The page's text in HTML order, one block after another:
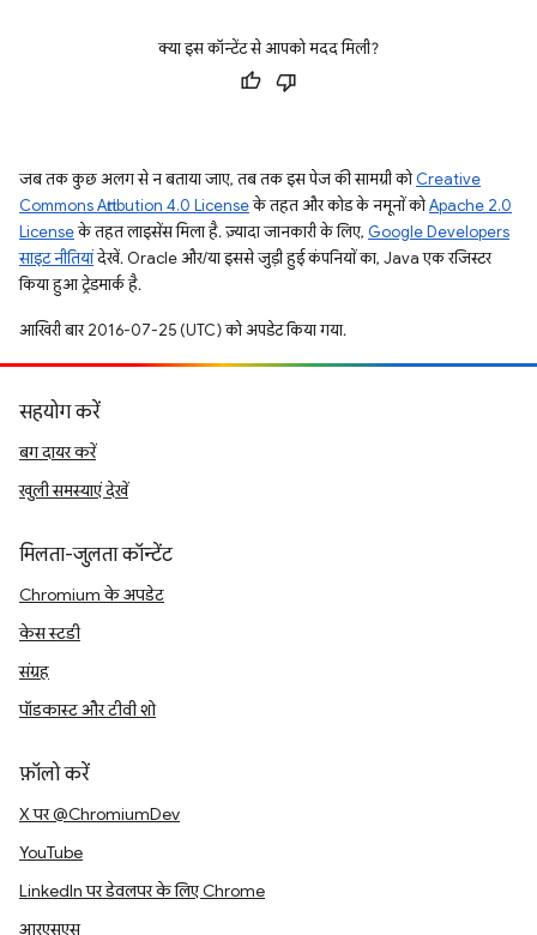
क्या इस कॉन्टेंट से आपको मदद मिली?
जब तक कुछ अलग से न बताया जाए, तब तक इस पेज की सामग्री कोCreative
Commons Attribution 4.0 Licenseके तहत और कोड के नमूनों कोApache 2.0
Licenseके तहत लाइसेंस मिला है. ज़्यादा जानकारी के लिए, Google Developers
साइट नीतियांदेखें. Oracle और/या इससे जुड़ी हुई कंपनियों का, Java एक रजिस्टर
किया हुआ ट्रेडमार्क है.
आखिरी बार 2016-07-25 (UTC) को अपडेट किया गया.
सहयोग करें
बग दायर करें
खुली समस्याएं देखें
मिलता-जुलता कॉन्टेंट
Chromium के अपडेट
केस स्टडी
संग्रह
पॉडकास्ट और टीवी शो
फ़ॉलो करें
X पर @ChromiumDev
YouTube
LinkedIn पर डेवलपर के लिए Chrome
आरएसएस